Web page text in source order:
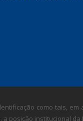
como tais,
institucional da